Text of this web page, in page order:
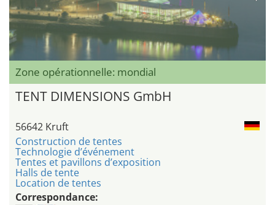
Zone opérationnelle: mondial
TENT DIMENSIONS GmbH
56642 Kruft
Construction de tentes
Technologie d’événement
Tentes et pavillons d’exposition
Halls de tente
Location de tentes
Correspondance: